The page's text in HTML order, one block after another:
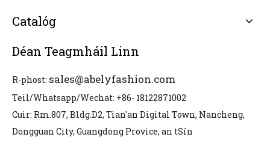
Catalóg
Déan Teagmháil Linn
R-phost: sales@abelyfashion.com
Teil/Whatsapp/Wechat: +86- 18122871002
Cuir: Rm.807, Bldg.D2, Tian'an Digital Town, Nancheng,
Dongguan City, Guangdong Provice, an tSín